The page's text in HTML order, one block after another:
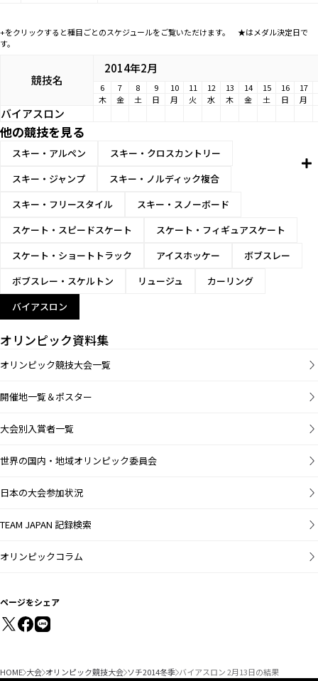
+をクリックすると種目ごとのスケジュールをご覧いただけます。 ★はメダル決定日で
す。
競技名
2014年2月
6 7 8 9 10 11 12 13 14 15 16 17
木
金 土 日 月 火 水 木 金 土 日 月
バイアスロン
他の競技を見る
スキー・アルペン
スキー・クロスカントリー
スキー・ジャンプ
スキー・ノルディック複合
スキー・フリースタイル
スキー・スノーボード
スケート・スピードスケート
スケート・フィギュアスケート
スケート・ショートトラック
アイスホッケー
ボブスレー
ボブスレー・スケルトン
リュージュ
カーリング
バイアスロン
オリンピック資料集
オリンピック競技大会一覧
開催地一覧＆ポスター
大会別入賞者一覧
世界の国内・地域オリンピック委員会
日本の大会参加状況
TEAM JAPAN 記録検索
オリンピックコラム
ページをシェア
HOME 大会 オリンピック競技大会 ソチ2014冬季 バイアスロン 2月13日の結果